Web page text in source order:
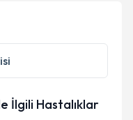
ilişkinAydınlatma
verilerimin belirtilen
ediyorum.
Gönder
İlgili Hastalıklar